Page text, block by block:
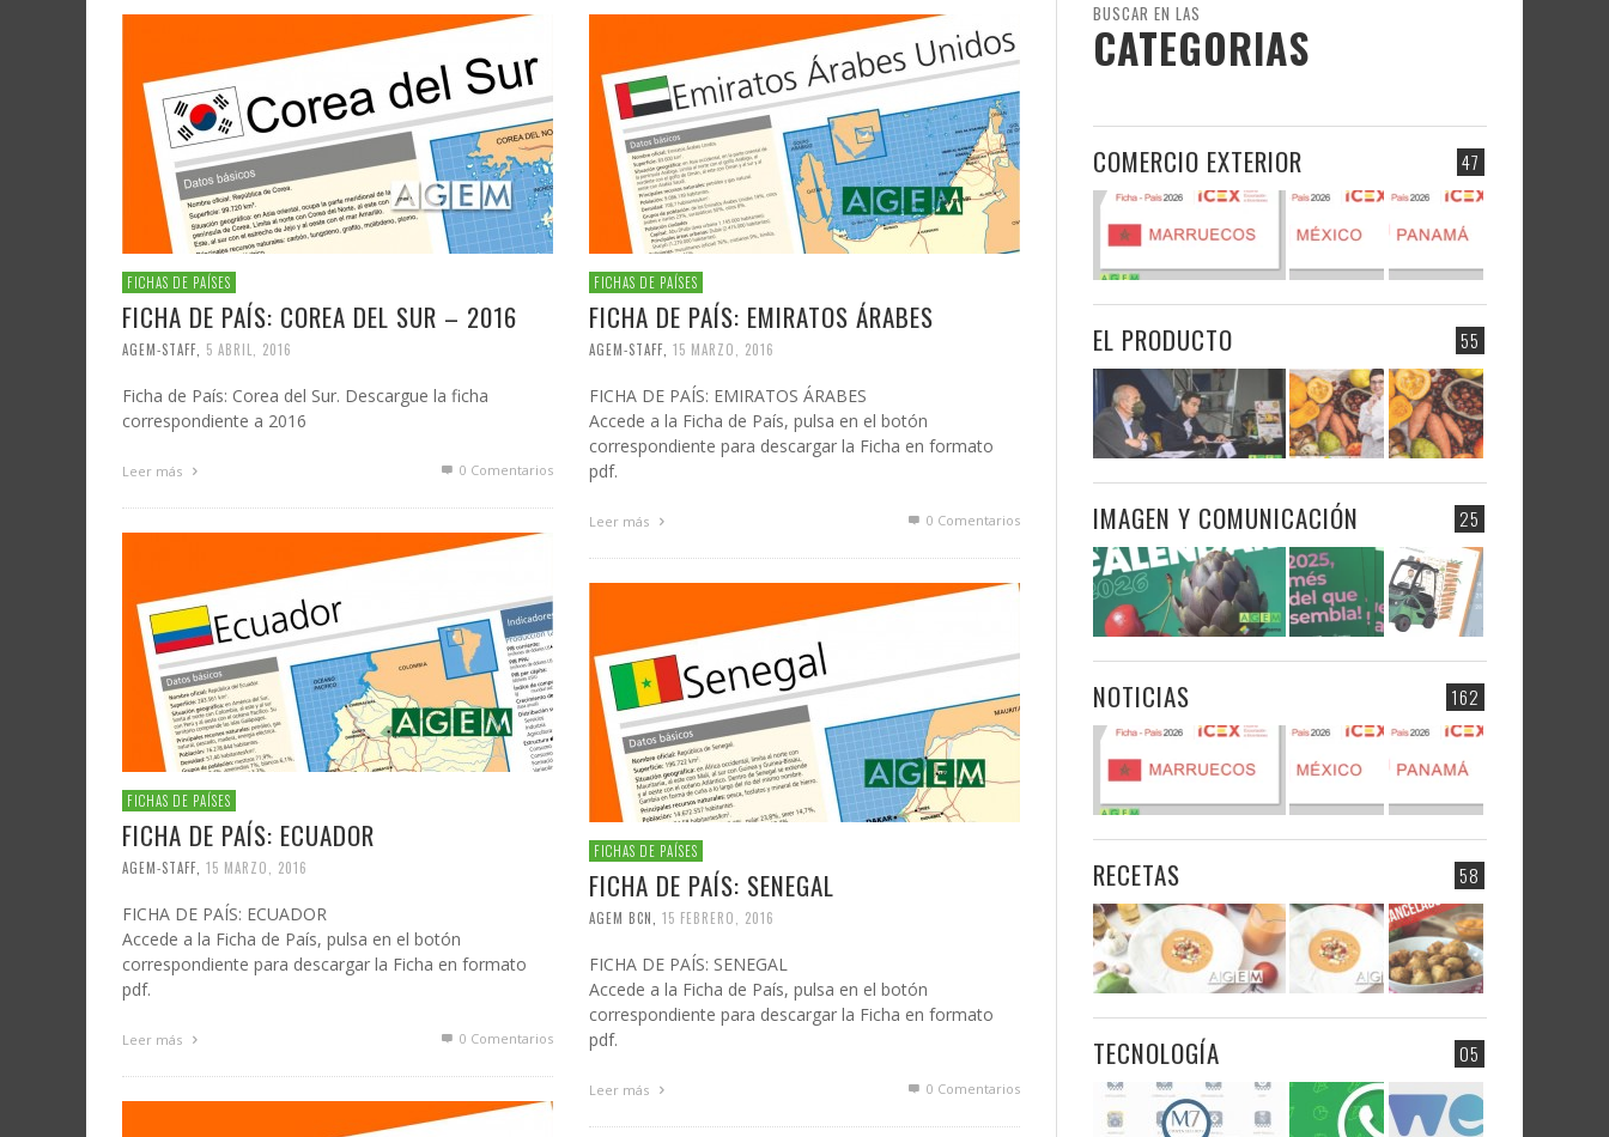
FICHAS DE PAÍSES
FICHA DE PAÍS: COREA DEL SUR – 2016
AGEM-STAFF 5 ABRIL, 2016
Ficha de País: Corea del Sur. Descargue la ficha
correspondiente a 2016
Leer más 0 Comentarios
FICHAS DE PAÍSES
FICHA DE PAÍS: EMIRATOS ÁRABES
AGEM-STAFF 15 MARZO, 2016
FICHA DE PAÍS: EMIRATOS ÁRABES
Accede a la Ficha de País, pulsa en el botón
correspondiente para descargar la Ficha en formato
pdf.
Leer más 0 Comentarios
FICHAS DE PAÍSES
FICHA DE PAÍS: ECUADOR
AGEM-STAFF 15 MARZO, 2016
FICHA DE PAÍS: ECUADOR
Accede a la Ficha de País, pulsa en el botón
correspondiente para descargar la Ficha en formato
pdf.
Leer más 0 Comentarios
FICHAS DE PAÍSES
FICHA DE PAÍS: SENEGAL
AGEM BCN 15 FEBRERO, 2016
FICHA DE PAÍS: SENEGAL
Accede a la Ficha de País, pulsa en el botón
correspondiente para descargar la Ficha en formato
pdf.
Leer más 0 Comentarios
BUSCAR EN LAS
CATEGORIAS
47
COMERCIO EXTERIOR
55
EL PRODUCTO
25
IMAGEN Y COMUNICACIÓN
162
NOTICIAS
58
RECETAS
05
TECNOLOGÍA